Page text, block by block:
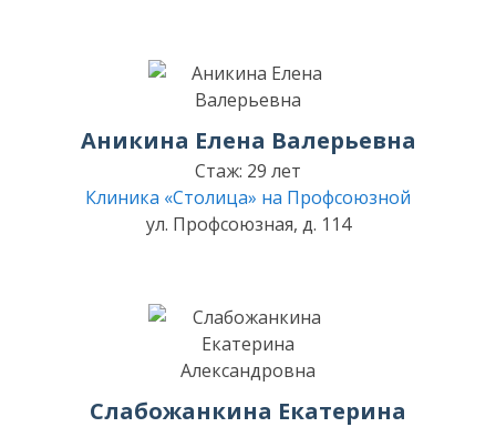
Аникина Елена Валерьевна
Стаж: 29 лет
Клиника «Столица» на Профсоюзной
ул. Профсоюзная, д. 114
Слабожанкина Екатерина